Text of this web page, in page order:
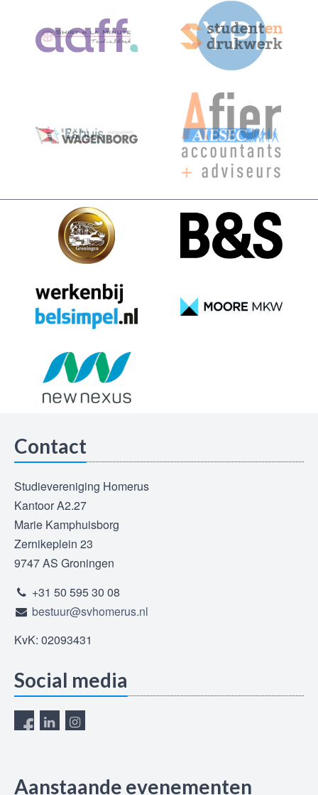
Contact
Studievereniging Homerus
Kantoor A2.27
Marie Kamphuisborg
Zernikeplein 23
9747 AS Groningen
+31 50 595 30 08
bestuur@svhomerus.nl
KvK: 02093431
Social media
Aanstaande evenementen